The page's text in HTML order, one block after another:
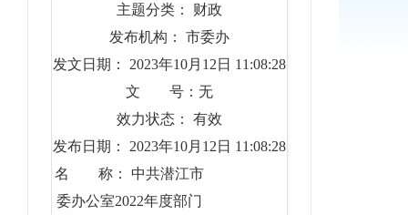
主题分类： 财政
发布机构： 市委办
发文日期： 2023年10月12日 11:08:28
文 号：无
效力状态： 有效
发布日期： 2023年10月12日 11:08:28
名 称： 中共潜江市
委办公室2022年度部门